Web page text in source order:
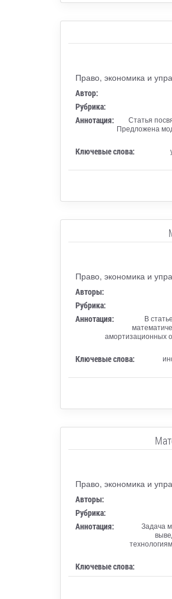
Право, экономика и
Автор:
Рубрика:
Аннотация:
Статья
Предложена
Ключевые слова:
Право, экономика и
Авторы:
Рубрика:
Аннотация:
В
амортизационных
Ключевые слова:
Право, экономика и
Авторы:
Рубрика:
Аннотация:
Задача
Ключевые слова: